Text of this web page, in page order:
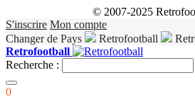
© 2007-2025
S'inscrire Mon compte
Changer de Pays
Retrofootball
Retrofootball
Recherche :
0